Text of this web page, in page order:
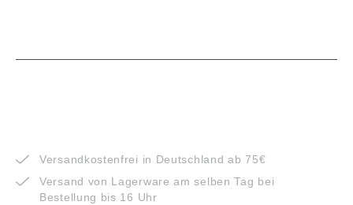
Versandkostenfrei in Deutschland ab 75€
Versand von Lagerware am selben Tag bei
Bestellung bis 16 Uhr